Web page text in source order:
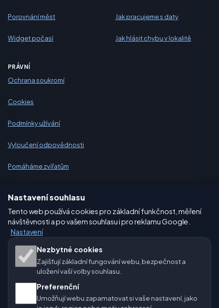
Porovnání měst
Widget počasí
Jak pracujeme s daty
Jak hlásit chybu v lokalitě
PRÁVNÍ
Ochrana soukromí
Cookies
Podmínky užívání
Vyloučení odpovědnosti
Pomáháme zvířatům
Nastavení
Naše weby o počasí:
🇨🇿 Česko 🇭🇷 Chorvatsko 🇧🇬 Bulharsko
🇩🇪🇦🇹🇨🇭 Německo / Rakousko / Švýcarsko
Nastavení souhlasu
Tento web používá cookies pro základní funkčnost, měření
návštěvnosti a po vašem souhlasu i pro reklamu Google.
Nastavení
Nezbytné cookies
Zajišťují základní fungování webu, bezpečnost a
uložení vaší volby souhlasu.
Preferenční
Umožňují webu zapamatovat si vaše nastavení, jako